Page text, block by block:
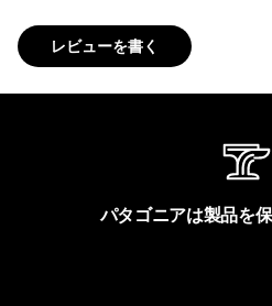
レビューを書く
パタゴニアは製品を